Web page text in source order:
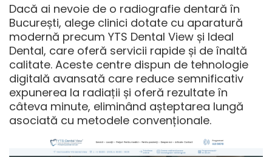
Dacă ai nevoie de o radiografie dentară în
București, alege clinici dotate cu aparatură
modernă precum YTS Dental View și Ideal
Dental, care oferă servicii rapide și de înaltă
calitate. Aceste centre dispun de tehnologie
digitală avansată care reduce semnificativ
expunerea la radiații și oferă rezultate în
câteva minute, eliminând așteptarea lungă
asociată cu metodele convenționale.